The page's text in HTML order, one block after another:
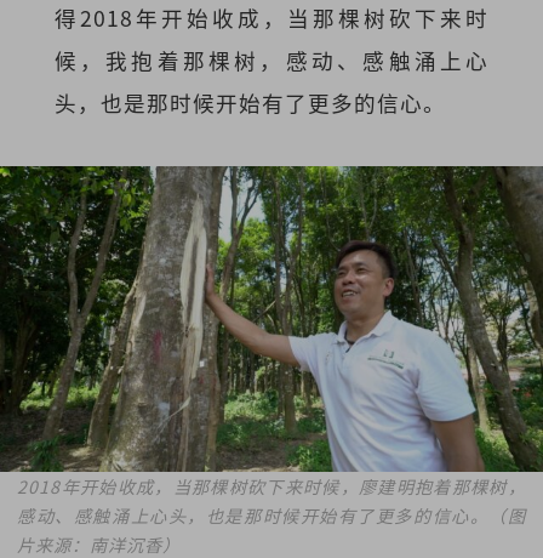
得2018年开始收成，当那棵树砍下来时
候，我抱着那棵树，感动、感触涌上心
头，也是那时候开始有了更多的信心。
2018年开始收成，当那棵树砍下来时候，廖建明抱着那棵树，
感动、感触涌上心头，也是那时候开始有了更多的信心。（图
片来源：南洋沉香）